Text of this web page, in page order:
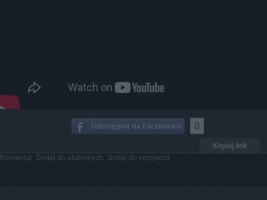
0
Kopiuj link
Komentuj Dodaj do ulubionych Dodaj do przyjaciół